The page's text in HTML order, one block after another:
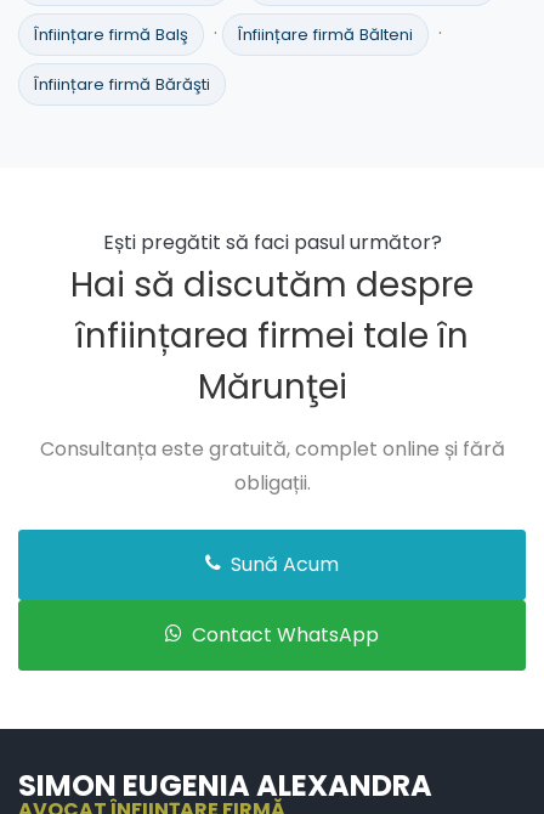
Înființare firmă Balş · Înființare firmă Bălteni ·
Înființare firmă Bărăşti
Ești pregătit să faci pasul următor?
Hai să discutăm despre
înființarea firmei tale în
Mărunţei
Consultanța este gratuită, complet online și fără
obligații.
Sună Acum
Contact WhatsApp
SIMON EUGENIA ALEXANDRA